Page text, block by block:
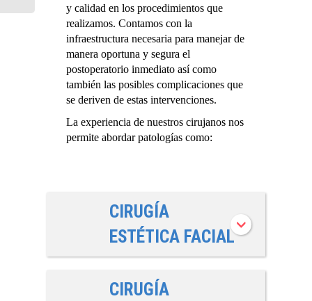
y calidad en los procedimientos que
realizamos. Contamos con la
infraestructura necesaria para manejar de
manera oportuna y segura el
postoperatorio inmediato así como
también las posibles complicaciones que
se deriven de estas intervenciones.
La experiencia de nuestros cirujanos nos
permite abordar patologías como:
CIRUGÍA
ESTÉTICA FACIAL
CIRUGÍA